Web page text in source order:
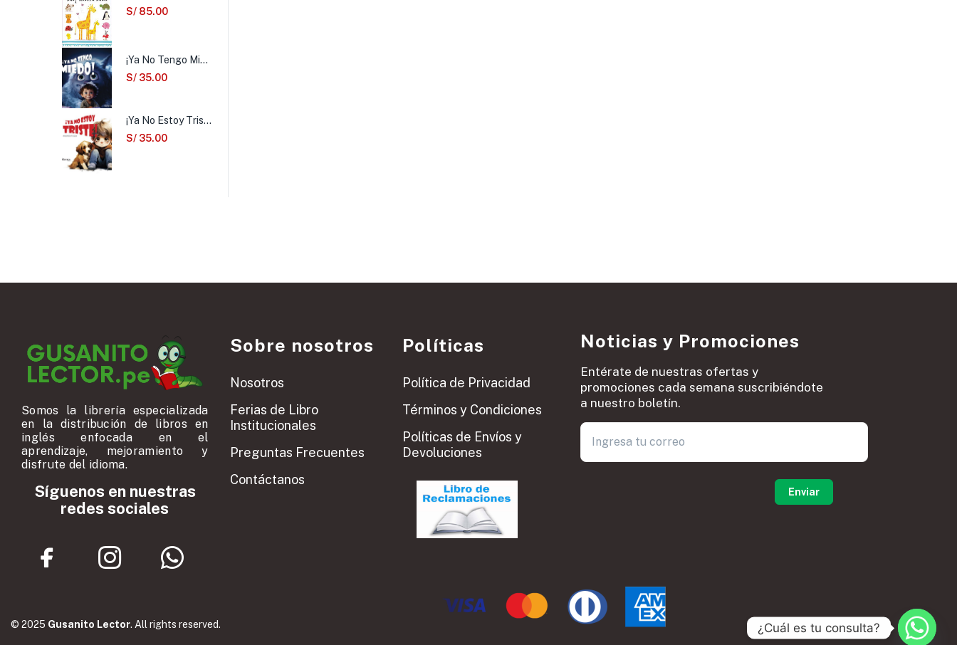
S/ 85.00
¡Ya No Tengo Miedo!
S/ 35.00
¡Ya No Estoy Triste!
S/ 35.00
Somos la librería especializada
en la distribución de libros en
inglés enfocada en el
aprendizaje, mejoramiento y
disfrute del idioma.
Síguenos en nuestras
redes sociales
Sobre nosotros
Nosotros
Ferias de Libro
Institucionales
Preguntas Frecuentes
Contáctanos
Políticas
Política de Privacidad
Términos y Condiciones
Políticas de Envíos y
Devoluciones
Noticias y Promociones
Entérate de nuestras ofertas y
promociones cada semana suscribiéndote
a nuestro boletín.
© 2025 Gusanito Lector. All rights reserved. ¿Cuál es tu consulta?